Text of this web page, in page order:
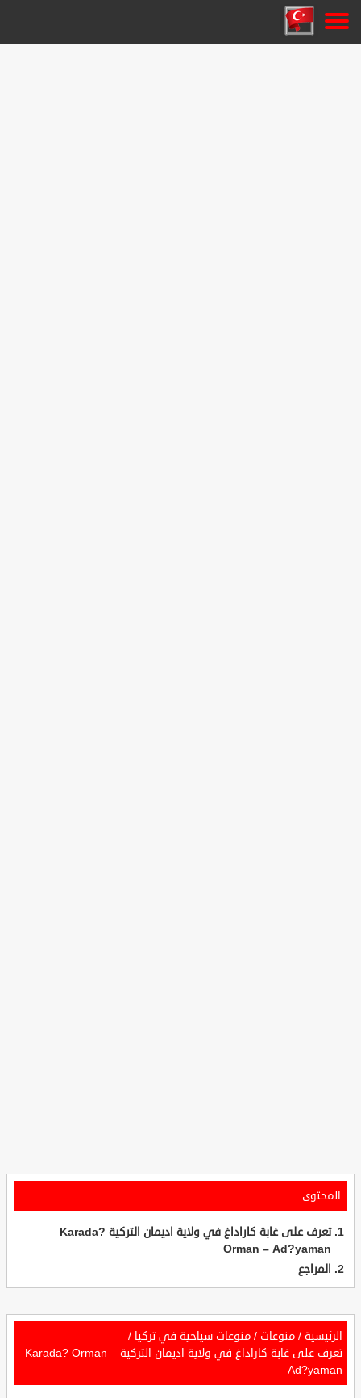
المحتوى
تعرف على غابة كاراداغ في ولاية اديمان التركية Karada?
Orman – Ad?yaman
المراجع
الرئيسية / منوعات / منوعات سياحية في تركيا /
تعرف على غابة كاراداغ في ولاية اديمان التركية Karada? Orman –
Ad?yaman